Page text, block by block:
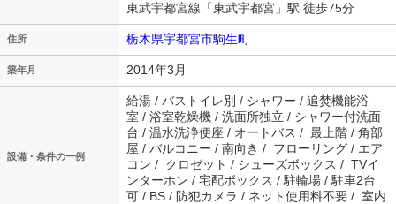
東武宇都宮線「東武宇都宮」駅 徒歩75分
住所 栃木県宇都宮市駒生町
築年月 2014年3月
設備・条件の一例
給湯 / バストイレ別 / シャワー / 追焚機能浴
室 / 浴室乾燥機 / 洗面所独立 / シャワー付洗面
台 / 温水洗浄便座 / オートバス / 最上階 / 角部
屋 / バルコニー / 南向き / フローリング / エア
コン / クロゼット / シューズボックス / TVイ
ンターホン / 宅配ボックス / 駐輪場 / 駐車2台
可 / BS / 防犯カメラ / ネット使用料不要 / 室内